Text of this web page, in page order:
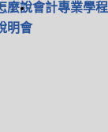
麼說會計專業學程
明會